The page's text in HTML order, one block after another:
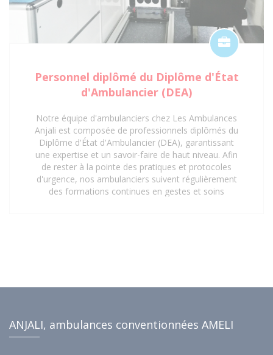
Personnel diplômé du Diplôme d'État
d'Ambulancier (DEA)
Notre équipe d'ambulanciers chez Les Ambulances
Anjali est composée de professionnels diplômés du
Diplôme d'État d'Ambulancier (DEA), garantissant
une expertise et un savoir-faire de haut niveau. Afin
de rester à la pointe des pratiques et protocoles
d'urgence, nos ambulanciers suivent régulièrement
des formations continues en gestes et soins
ANJALI, ambulances conventionnées AMELI